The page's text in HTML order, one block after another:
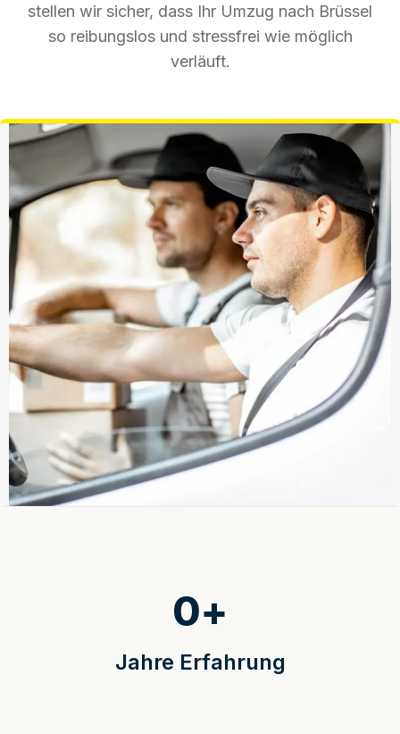
stellen wir sicher, dass Ihr Umzug nach Brüssel
so reibungslos und stressfrei wie möglich
verläuft.
Jahre Erfahrung
0+